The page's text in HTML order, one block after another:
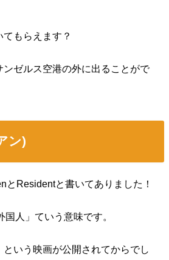
もらえます？
ンゼルス空港の外に出ることがで
ン)
とResidentと書いてありました！
人」ていう意味です。
いう映画が公開されてからでし